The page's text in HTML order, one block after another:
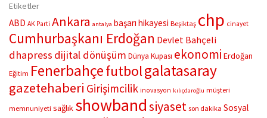
buluşturdu. Yoğun katılımla gerçekleşen gece, müzikal çeşitlilik
ve...
Etiketler
ABD AK Parti Ankara antalya başarı hikayesi Beşiktaş chp cinayet
Cumhurbaşkanı Erdoğan Devlet Bahçeli
dhapress dijital dönüşüm Dünya Kupası ekonomi Erdoğan
Eğitim Fenerbahçefutbolgalatasaray
gazetehaberi Girişimcilik inovasyon kılıçdaroğlu müşteri
memnuniyeti sağlık showbandsiyaset son dakika Sosyal